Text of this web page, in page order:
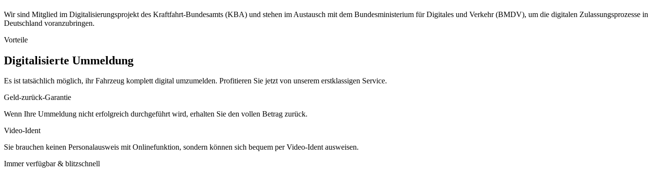
Wir sind Mitglied im Digitalisierungsprojekt des Kraftfahrt-Bundesamts (KBA) und stehen im Austausch mit dem Bundesministerium für Digitales und Verkehr (BMDV), um die digitalen Zulassungsprozesse in
Deutschland voranzubringen.
Vorteile
Digitalisierte Ummeldung
Es ist tatsächlich möglich, ihr Fahrzeug komplett digital umzumelden. Profitieren Sie jetzt von unserem erstklassigen Service.
Geld-zurück-Garantie
Wenn Ihre Ummeldung nicht erfolgreich durchgeführt wird, erhalten Sie den vollen Betrag zurück.
Video-Ident
Sie brauchen keinen Personalausweis mit Onlinefunktion, sondern können sich bequem per Video-Ident ausweisen.
Immer verfügbar & blitzschnell